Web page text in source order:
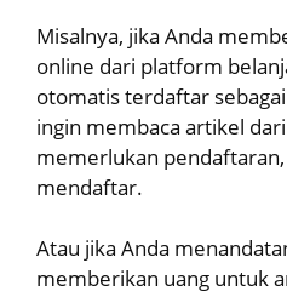
Misalnya, jika Anda
online dari platform
otomatis terdaftar
ingin membaca artikel
memerlukan pendaftaran,
mendaftar.
Atau jika Anda
memberikan uang untuk